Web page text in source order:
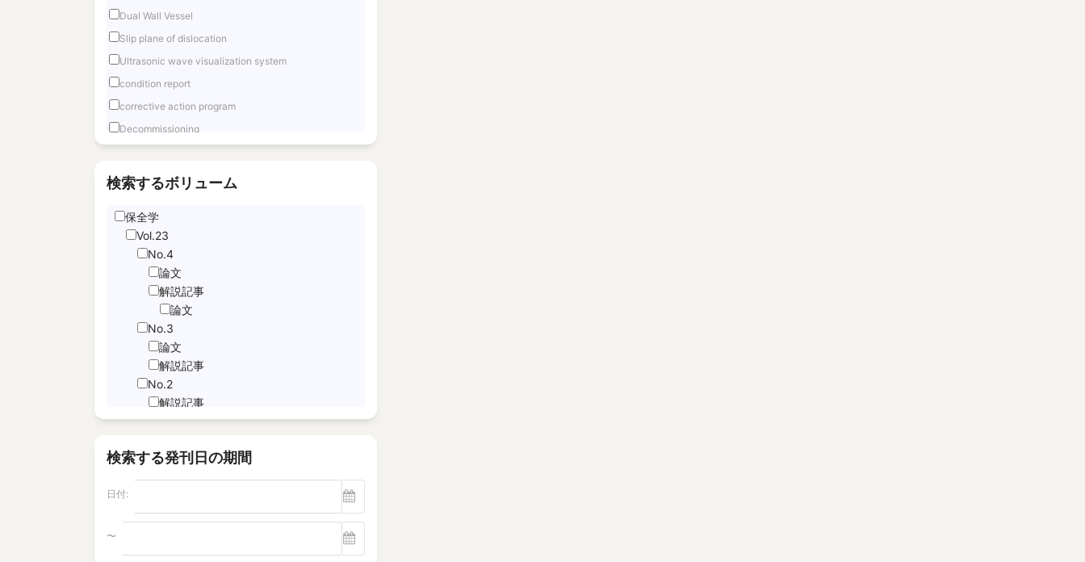
Dual Wall Vessel
Slip plane of dislocation
Ultrasonic wave visualization system
condition report
corrective action program
Decommissioning
Fuel Debris Retrieval
Hand Motion TracNing
immediate unfettered access
performance indicator
Sabotage Detection
Screening
Time-Series Data Analysis
サブドレン
パルスエコー法、電磁共鳴法
モニタリング
塩分除去
逆浸透膜
"Foaming Prediction AI System
検索するボリューム
保全学
Vol.23
No.4
論文
解説記事
論文
No.3
論文
解説記事
No.2
解説記事
特集記事
No.1
論文
Vol.22
検索する発刊日の期間
日付:
〜